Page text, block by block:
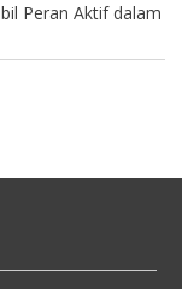
Peran Aktif dalam